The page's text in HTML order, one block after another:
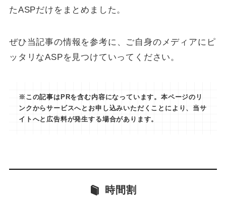
たASPだけをまとめました。
ぜひ当記事の情報を参考に、ご自身のメディアにピ
ッタリなASPを見つけていってください。
※この記事はPRを含む内容になっています。本ページのリ
ンクからサービスへとお申し込みいただくことにより、当サ
イトへと広告料が発生する場合があります。
時間割